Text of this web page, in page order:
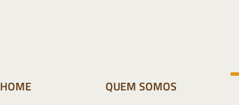
HOME QUEM SOMOS